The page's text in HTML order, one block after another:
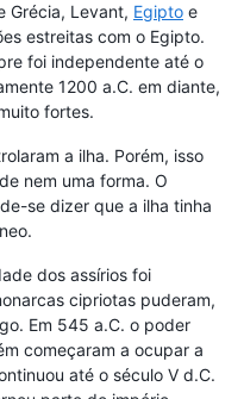
Grécia, Levant, Egipto e
estreitas com o Egipto.
foi independente até o
1200 a.C. em diante,
fortes.
a ilha. Porém, isso
nem uma forma. O
se dizer que a ilha tinha
dos assírios foi
cipriotas puderam,
Em 545 a.C. o poder
começaram a ocupar a
até o século V d.C.